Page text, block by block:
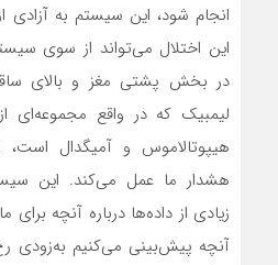
انجام شود، این سیستم به آزادی
این اختلال می‌تواند از سوی
در بخش پشتی مغز و بالای
لیمبیک که در واقع مجموعه‌ای
هیپوتالاموس و آمیگدال است،
هشدار ما عمل می‌کند. این
زیادی از داده‌ها درباره آنچه
آنچه پیش‌بینی می‌کنیم